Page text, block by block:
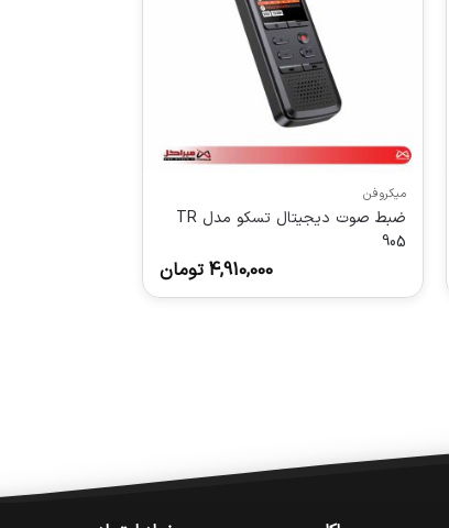
میکروفن
ضبط صوت دیجیتال تسکو مدل TR
905
4,910,000 تومان